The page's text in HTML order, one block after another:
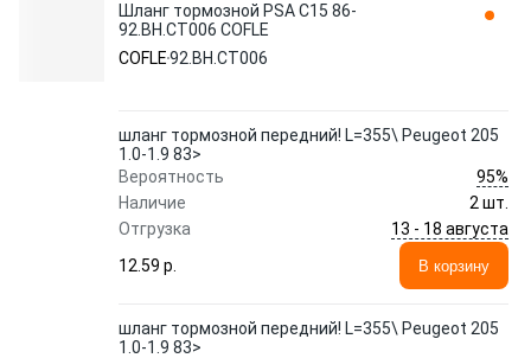
Шланг тормозной PSA C15 86-
92.BH.CT006 COFLE
COFLE92.BH.CT006
шланг тормозной передний! L=355\ Peugeot 205
1.0-1.9 83>
Вероятность
95%
Наличие
2 шт.
Отгрузка
13 - 18 августа
12.59 p.
В корзину
шланг тормозной передний! L=355\ Peugeot 205
1.0-1.9 83>